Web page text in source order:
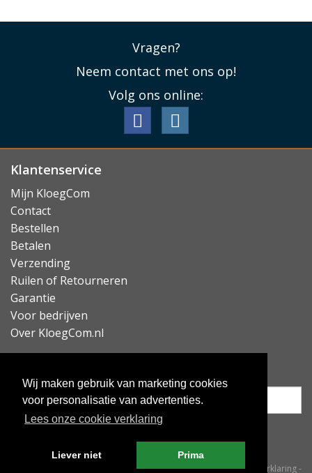
Wij maken gebruik van marketing cookies
voor personalisatie van advertenties.
Lees onze cookie verklaring
Liever niet Prima
Vragen?
Neem contact met ons op!
Volg ons online:
Klantenservice
Mijn KloegCom
Contact
Bestellen
Betalen
Verzending
Ruilen of Retourneren
Garantie
Voor bedrijven
Over KloegCom.nl
Algemene voorwaarden-Cookieverklaring-